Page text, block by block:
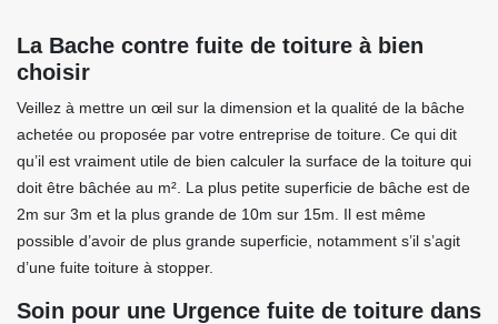
La Bache contre fuite de toiture à bien
choisir
Veillez à mettre un œil sur la dimension et la qualité de la bâche
achetée ou proposée par votre entreprise de toiture. Ce qui dit
qu’il est vraiment utile de bien calculer la surface de la toiture qui
doit être bâchée au m². La plus petite superficie de bâche est de
2m sur 3m et la plus grande de 10m sur 15m. Il est même
possible d’avoir de plus grande superficie, notamment s’il s’agit
d’une fuite toiture à stopper.
Soin pour une Urgence fuite de toiture dans